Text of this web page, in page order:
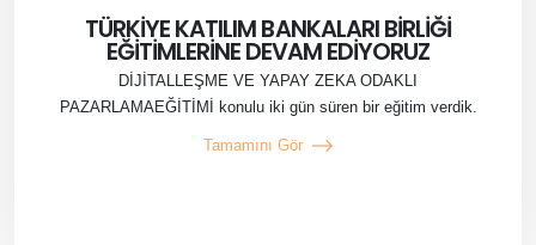
TÜRKİYE KATILIM BANKALARI BİRLİĞİ
EĞİTİMLERİNE DEVAM EDİYORUZ
DİJİTALLEŞME VE YAPAY ZEKA ODAKLI
PAZARLAMAEĞİTİMİ konulu iki gün süren bir eğitim verdik.
Tamamını Gör